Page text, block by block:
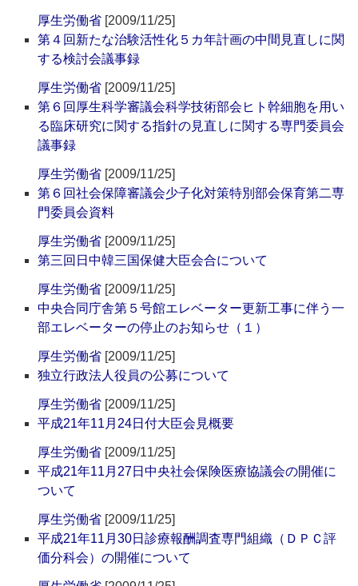
厚生労働省 [2009/11/25]
第４回新たな治験活性化５カ年計画の中間見直しに関
する検討会議事録
厚生労働省 [2009/11/25]
第６回厚生科学審議会科学技術部会ヒト幹細胞を用い
る臨床研究に関する指針の見直しに関する専門委員会
議事録
厚生労働省 [2009/11/25]
第６回社会保障審議会少子化対策特別部会保育第二専
門委員会資料
厚生労働省 [2009/11/25]
第三回日中韓三国保健大臣会合について
厚生労働省 [2009/11/25]
中央合同庁舎第５号館エレベーター更新工事に伴う一
部エレベーターの停止のお知らせ（１）
厚生労働省 [2009/11/25]
独立行政法人役員の公募について
厚生労働省 [2009/11/25]
平成21年11月24日付大臣会見概要
厚生労働省 [2009/11/25]
平成21年11月27日中央社会保険医療協議会の開催に
ついて
厚生労働省 [2009/11/25]
平成21年11月30日診療報酬調査専門組織（ＤＰＣ評
価分科会）の開催について